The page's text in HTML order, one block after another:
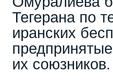
Тегерана по
иранских
их союзников.